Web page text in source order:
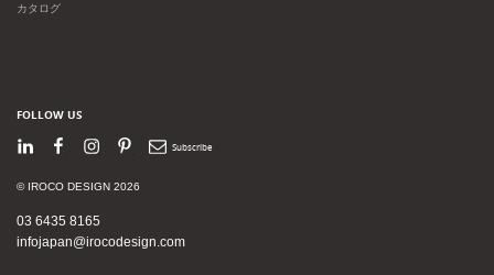
カタログ
FOLLOW US
LinkedInFacebook
Instagram
PinterestNewsletter
© IROCO DESIGN 2026
03 6435 8165
infojapan@irocodesign.com